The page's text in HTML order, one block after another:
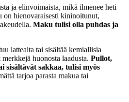
ja elinvoimaista, mikä ilmenee heti
on hienovaraisesti kininoitunut,
Maku tulisi olla puhdas ja
lattealta tai sisältää kemiallisia
huonosta laadusta. Pullot,
sisältävät sakkaa, tulisi myös
tarjoa parasta makua tai